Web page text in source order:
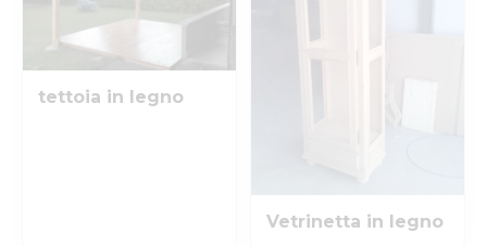
tettoia in legno
Vetrinetta in legno